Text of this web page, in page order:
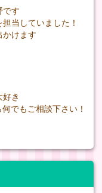
です
当していました！
かけます
き
でもご相談下さい！